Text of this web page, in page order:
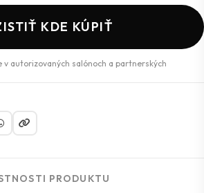
KDE KÚPIŤ
v autorizovaných salónoch a partnerských
PRODUKTU